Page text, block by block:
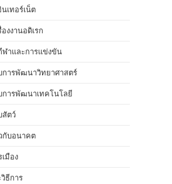
เทอร์เน็ต
งงานอดิเรก
ฬาและการแข่งขัน
การพัฒนาวิทยาศาสตร์
การพัฒนาเทคโนโลยี
สัตว์
กับอนาคต
มือง
ธีการ